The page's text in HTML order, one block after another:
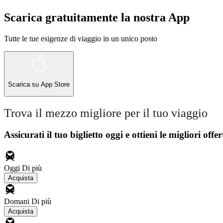
Scarica gratuitamente la nostra App
Tutte le tue esigenze di viaggio in un unico posto
Scarica su App Store
Trova il mezzo migliore per il tuo viaggio
Assicurati il ​​tuo biglietto oggi e ottieni le migliori
Oggi Di più
Acquista
Domani Di più
Acquista